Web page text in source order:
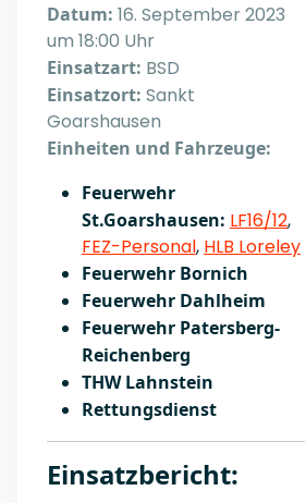
Datum: 16. September 2023
um 18:00 Uhr
Einsatzart: BSD
Einsatzort: Sankt
Goarshausen
Einheiten und Fahrzeuge:
Feuerwehr
St.Goarshausen: LF16/12,
FEZ-Personal, HLB Loreley
Feuerwehr Bornich
Feuerwehr Dahlheim
Feuerwehr Patersberg-
Reichenberg
THW Lahnstein
Rettungsdienst
Einsatzbericht: